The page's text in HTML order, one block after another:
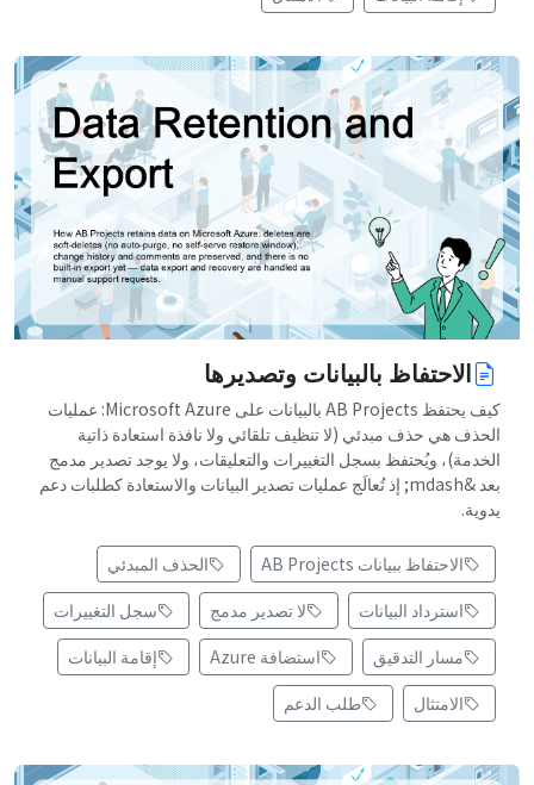
الاحتفاظ بالبيانات وتصديرها
كيف يحتفظ AB Projects بالبيانات على Microsoft Azure: عمليات
الحذف هي حذف مبدئي (لا تنظيف تلقائي ولا نافذة استعادة ذاتية
الخدمة)، ويُحتفظ بسجل التغييرات والتعليقات، ولا يوجد تصدير مدمج
بعد &mdash; إذ تُعالَج عمليات تصدير البيانات والاستعادة كطلبات دعم
يدوية.
الاحتفاظ ببيانات AB Projects
الحذف المبدئي
استرداد البيانات
لا تصدير مدمج
سجل التغييرات
مسار التدقيق
استضافة Azure
إقامة البيانات
الامتثال
طلب الدعم